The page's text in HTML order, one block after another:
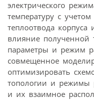
электрического
температуру с
теплоотвода
влияние полученной
параметры и режим
совмещенное
оптимизировать
топологии и режимы
и их взаимное